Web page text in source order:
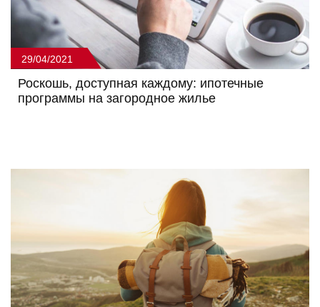
29/04/2021
Роскошь, доступная каждому: ипотечные
программы на загородное жилье